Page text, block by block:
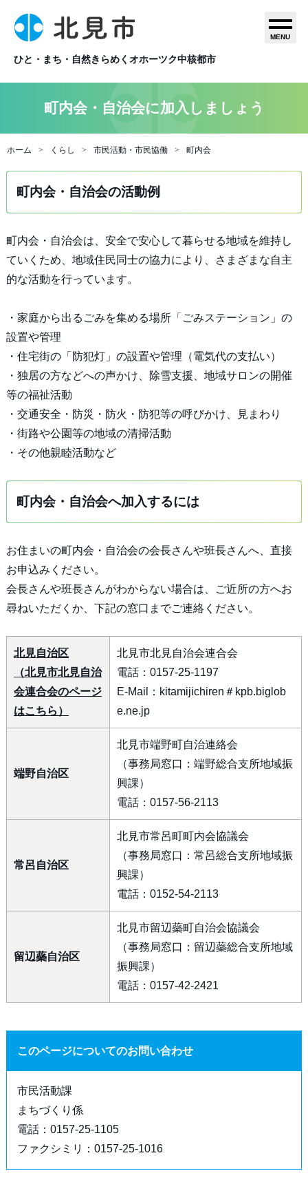
ひと・まち・自然きらめくオホーツク中核都市
MENU
町内会・自治会に加入しましょう
ホーム くらし 市民活動・市民協働 町内会
町内会・自治会の活動例
町内会・自治会は、安全で安心して暮らせる地域を維持し
ていくため、地域住民同士の協力により、さまざまな自主
的な活動を行っています。
・家庭から出るごみを集める場所「ごみステーション」の
設置や管理
・住宅街の「防犯灯」の設置や管理（電気代の支払い）
・独居の方などへの声かけ、除雪支援、地域サロンの開催
等の福祉活動
・交通安全・防災・防火・防犯等の呼びかけ、見まわり
・街路や公園等の地域の清掃活動
・その他親睦活動など
町内会・自治会へ加入するには
お住まいの町内会・自治会の会長さんや班長さんへ、直接
お申込みください。
会長さんや班長さんがわからない場合は、ご近所の方へお
尋ねいただくか、下記の窓口までご連絡ください。
北見自治区
（北見市北見自治
会連合会のページ
はこちら）
北見市北見自治会連合会
電話：0157-25-1197
E-Mail：kitamijichiren＃kpb.biglob
e.ne.jp
端野自治区
北見市端野町自治連絡会
（事務局窓口：端野総合支所地域振
興課）
電話：0157-56-2113
常呂自治区
北見市常呂町町内会協議会
（事務局窓口：常呂総合支所地域振
興課）
電話：0152-54-2113
留辺蘂自治区
北見市留辺蘂町自治会協議会
（事務局窓口：留辺蘂総合支所地域
振興課）
電話：0157-42-2421
このページについてのお問い合わせ
市民活動課
まちづくり係
電話：0157-25-1105
ファクシミリ：0157-25-1016